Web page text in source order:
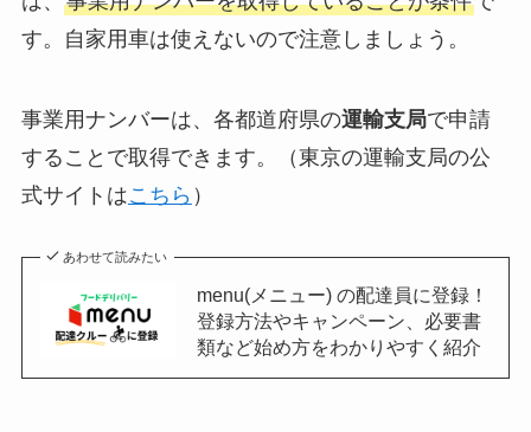
す。自家用車は使えないので注意しましょう。
事業用ナンバーは、各都道府県の運輸支局で申請
することで取得できます。（東京の運輸支局の公
式サイトはこちら ）
あわせて読みたい
menu(メニュー) の配達員に登録！
登録方法やキャンペーン、必要書
類など始め方をわかりやすく紹介